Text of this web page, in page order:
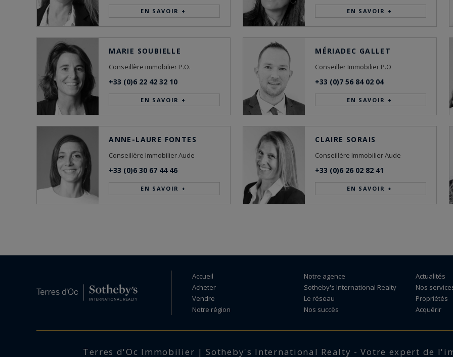
EN SAVOIR + EN SAVOIR +
MARIE SOUBIELLE
Conseillère immobilier P.O.
+33 (0)6 22 42 32 10
EN SAVOIR +
MÉRIADEC GALLET
Conseiller Immobilier P.O
+33 (0)7 56 84 02 04
EN SAVOIR +
ANNE-LAURE FONTES
Conseillère Immobilier Aude
+33 (0)6 30 67 44 46
EN SAVOIR +
CLAIRE SORAIS
Conseillère Immobilier Aude
+33 (0)6 26 02 82 41
EN SAVOIR +
Accueil
Acheter
Vendre
Notre région
Notre agence
Sotheby's International Realty
Le réseau
Nos succès
Actualités
Nos
Propriétés
Acquérir
Terres d'Oc Immobilier | Sotheby's International Realty - Votre expert de